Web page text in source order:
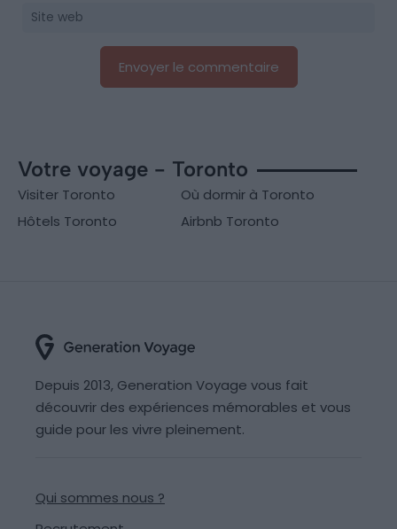
Votre voyage - Toronto
Visiter Toronto
Où dormir à Toronto
Hôtels Toronto
Airbnb Toronto
Depuis 2013, Generation Voyage vous fait
découvrir des expériences mémorables et vous
guide pour les vivre pleinement.
Qui sommes nous ?